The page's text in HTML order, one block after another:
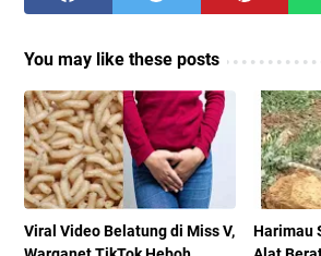
You may like these posts
Viral Video Belatung di Miss V,
Harimau